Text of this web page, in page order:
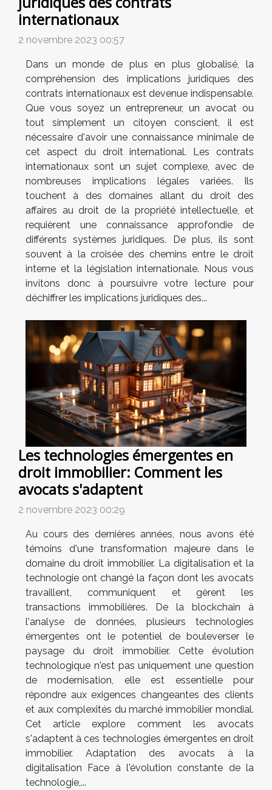
internationaux
2 novembre 2023 00:57
Dans un monde de plus en plus globalisé, la
compréhension des implications juridiques des
contrats internationaux est devenue indispensable.
Que vous soyez un entrepreneur, un avocat ou
tout simplement un citoyen conscient, il est
nécessaire d'avoir une connaissance minimale de
cet aspect du droit international. Les contrats
internationaux sont un sujet complexe, avec de
nombreuses implications légales variées. Ils
touchent à des domaines allant du droit des
affaires au droit de la propriété intellectuelle, et
requièrent une connaissance approfondie de
différents systèmes juridiques. De plus, ils sont
souvent à la croisée des chemins entre le droit
interne et la législation internationale. Nous vous
invitons donc à poursuivre votre lecture pour
déchiffrer les implications juridiques des...
Les technologies émergentes en
droit immobilier: Comment les
avocats s'adaptent
2 novembre 2023 00:29
Au cours des dernières années, nous avons été
témoins d'une transformation majeure dans le
domaine du droit immobilier. La digitalisation et la
technologie ont changé la façon dont les avocats
travaillent, communiquent et gèrent les
transactions immobilières. De la blockchain à
l'analyse de données, plusieurs technologies
émergentes ont le potentiel de bouleverser le
paysage du droit immobilier. Cette évolution
technologique n'est pas uniquement une question
de modernisation, elle est essentielle pour
répondre aux exigences changeantes des clients
et aux complexités du marché immobilier mondial.
Cet article explore comment les avocats
s'adaptent à ces technologies émergentes en droit
immobilier. Adaptation des avocats à la
digitalisation Face à l'évolution constante de la
technologie,...